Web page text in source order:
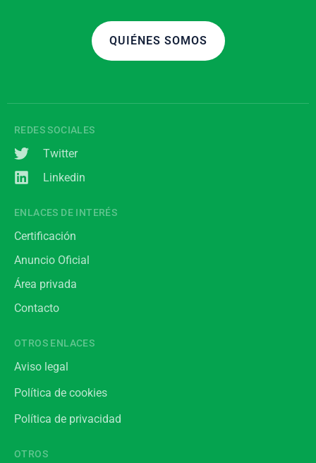
QUIÉNES SOMOS
REDES SOCIALES
Twitter
Linkedin
ENLACES DE INTERÉS
Certificación
Anuncio Oficial
Área privada
Contacto
OTROS ENLACES
Aviso legal
Política de cookies
Política de privacidad
OTROS